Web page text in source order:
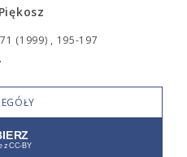
(1999) , 195-197